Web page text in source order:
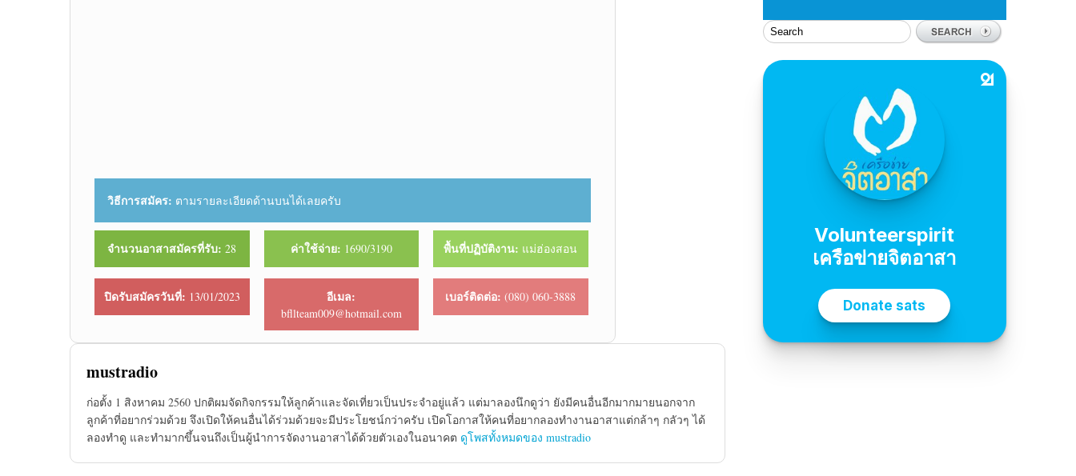
วิธีการสมัคร: ตามรายละเอียดด้านบนได้เลยครับ
จำนวนอาสาสมัครที่รับ: 28 ค่าใช้จ่าย: 1690/3190 พื้นที่ปฏิบัติงาน: แม่ฮ่องสอน
ปิดรับสมัครวันที่: 13/01/2023 อีเมล:
bfllteam009@hotmail.com
เบอร์ติดต่อ: (080) 060-3888
mustradio
ก่อตั้ง 1 สิงหาคม 2560 ปกติผมจัดกิจกรรมให้ลูกค้าและจัดเที่ยวเป็นประจำอยู่แล้ว แต่มาลองนึกดูว่า ยังมีคนอื่นอีกมากมายนอกจาก
ลูกค้าที่อยากร่วมด้วย จึงเปิดให้คนอื่นได้ร่วมด้วยจะมีประโยชน์กว่าครับ เปิดโอกาสให้คนที่อยากลองทำงานอาสาแต่กล้าๆ กลัวๆ ได้
ลองทำดู และทำมากขึ้นจนถึงเป็นผู้นำการจัดงานอาสาได้ด้วยตัวเองในอนาคต ดูโพสทั้งหมดของ mustradio